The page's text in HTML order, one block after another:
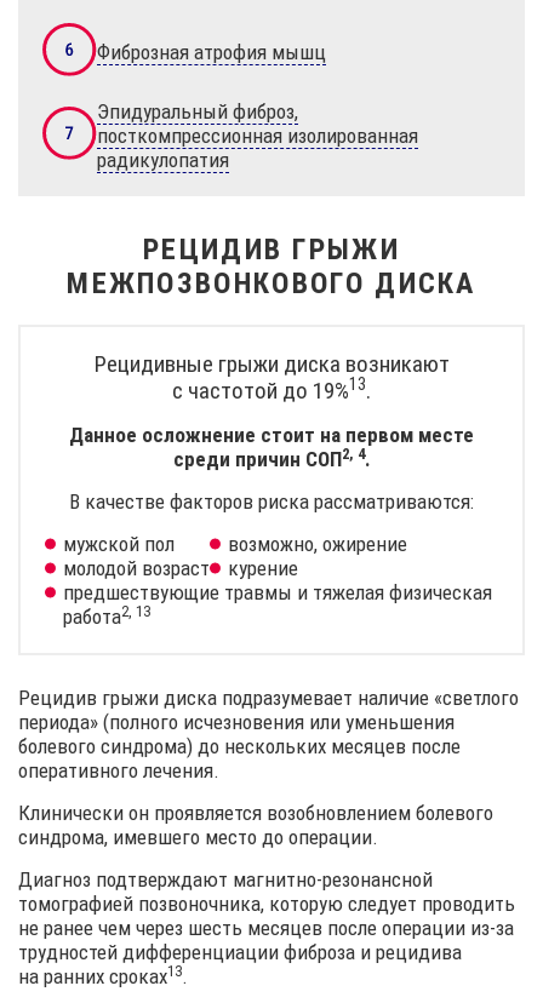
Фиброзная атрофия мышц
Эпидуральный фиброз,
посткомпрессионная изолированная
радикулопатия
РЕЦИДИВ ГРЫЖИ
МЕЖПОЗВОНКОВОГО ДИСКА
Рецидивные грыжи диска возникают
с частотой до 19%13.
Данное осложнение стоит на первом месте
среди причин СОП2, 4.
В качестве факторов риска рассматриваются:
мужской пол
молодой возраст
возможно, ожирение
курение
предшествующие травмы и тяжелая физическая
работа2, 13
Рецидив грыжи диска подразумевает наличие «светлого
периода» (полного исчезновения или уменьшения
болевого синдрома) до нескольких месяцев после
оперативного лечения.
Клинически он проявляется возобновлением болевого
синдрома, имевшего место до операции.
Диагноз подтверждают магнитно-резонансной
томографией позвоночника, которую следует проводить
не ранее чем через шесть месяцев после операции из-за
трудностей дифференциации фиброза и рецидива
на ранних сроках13.